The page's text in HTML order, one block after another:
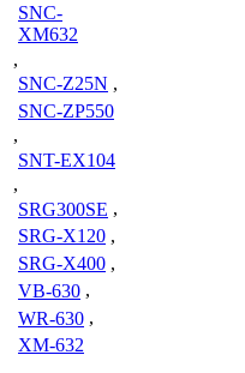
SNC-
XM632
,
SNC-Z25N ,
SNC-ZP550
,
SNT-EX104
,
SRG300SE ,
SRG-X120 ,
SRG-X400 ,
VB-630 ,
WR-630 ,
XM-632